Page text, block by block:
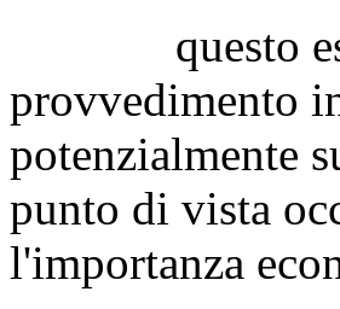
questo
provvedimento
potenzialmente
punto di vista
l'importanza